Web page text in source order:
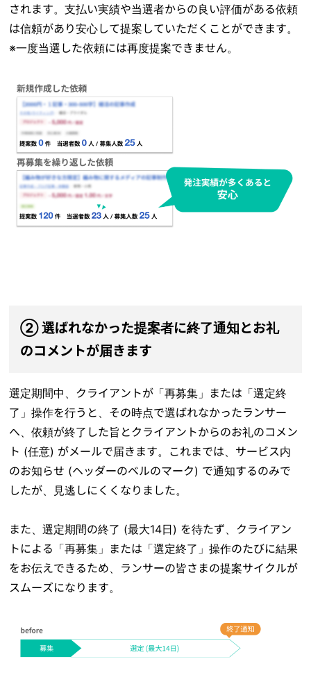
されます。支払い実績や当選者からの良い評価がある依頼
は信頼があり安心して提案していただくことができます。
※一度当選した依頼には再度提案できません。
② 選ばれなかった提案者に終了通知とお礼
のコメントが届きます
選定期間中、クライアントが「再募集」または「選定終
了」操作を行うと、その時点で選ばれなかったランサー
へ、依頼が終了した旨とクライアントからのお礼のコメン
ト (任意) がメールで届きます。これまでは、サービス内
のお知らせ (ヘッダーのベルのマーク) で通知するのみで
したが、見逃しにくくなりました。
また、選定期間の終了 (最大14日) を待たず、クライアン
トによる「再募集」または「選定終了」操作のたびに結果
をお伝えできるため、ランサーの皆さまの提案サイクルが
スムーズになります。